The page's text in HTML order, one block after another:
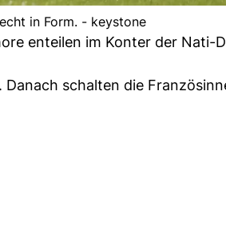
in Form. - keystone
enteilen im Konter der Nati-
schalten die